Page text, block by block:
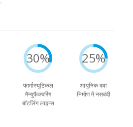
30%
फार्मास्युटिकल
मैन्युफैक्चरिंग
बॉटलिंग लाइन्स
25%
आधुनिक दवा
निर्माण में नसबंदी